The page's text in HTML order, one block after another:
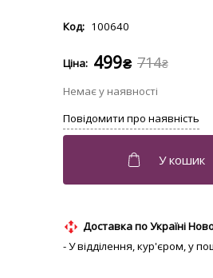
100640
714₴
499₴
Доставка по Україні
- У відділення, кур'єром, у